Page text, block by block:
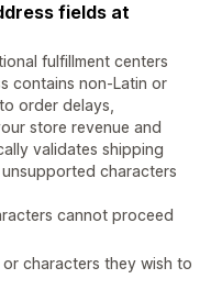
fields at
fulfillment centers
contains non-Latin or
order delays,
store revenue and
validates shipping
characters
cannot proceed
characters they wish to